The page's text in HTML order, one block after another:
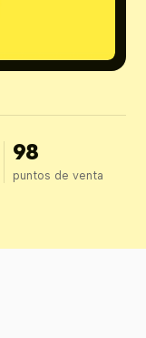
98
puntos de venta